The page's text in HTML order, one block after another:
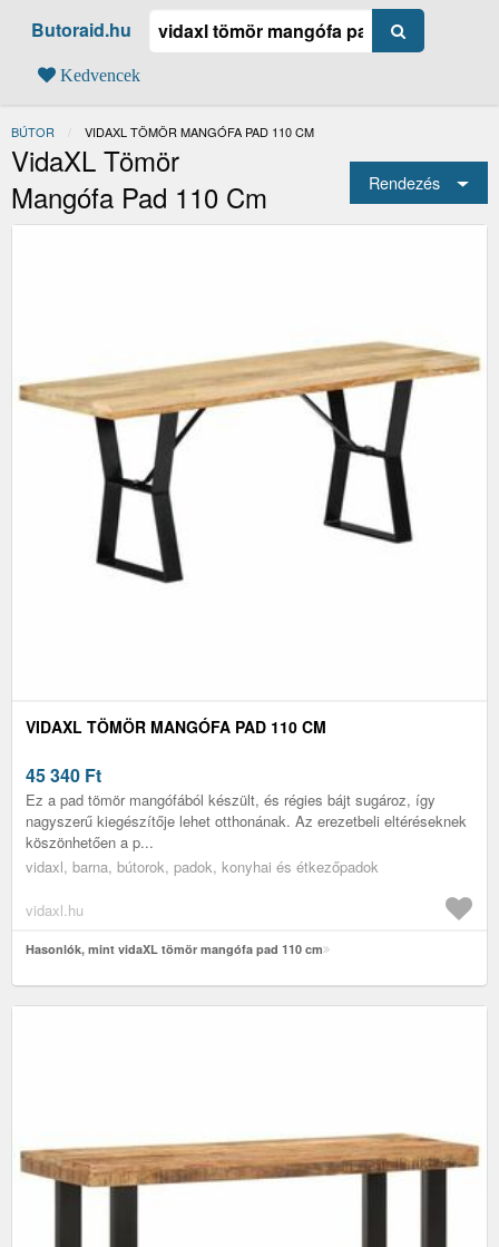
Butoraid.hu
Kedvencek
BÚTOR JELENLEGI:
VIDAXL TÖMÖR MANGÓFA PAD 110 CM
VidaXL Tömör
Mangófa Pad 110 Cm
Rendezés
VIDAXL TÖMÖR MANGÓFA PAD 110 CM
45 340 Ft
Ez a pad tömör mangófából készült, és régies bájt sugároz, így
nagyszerű kiegészítője lehet otthonának. Az erezetbeli eltéréseknek
köszönhetően a p...
vidaxl, barna, bútorok, padok, konyhai és étkezőpadok
vidaxl.hu
Hasonlók, mint vidaXL tömör mangófa pad 110 cm